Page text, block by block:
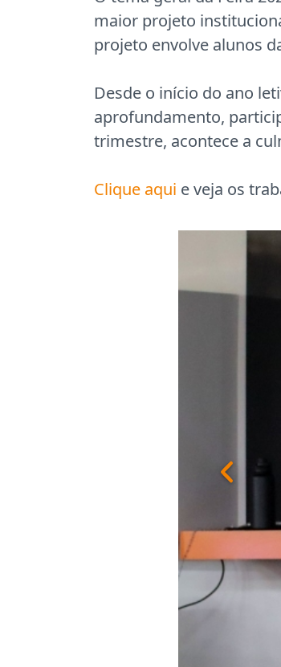
maior projeto
projeto envolve alunos
Desde o início do ano
aprofundamento,
trimestre, acontece a
Clique aqui e veja os
Previous